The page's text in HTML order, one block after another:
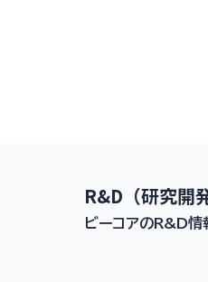
R&D（研究開
ビーコアのR&D情